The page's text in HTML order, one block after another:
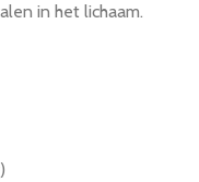
in het lichaam.